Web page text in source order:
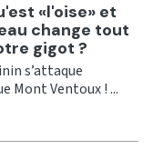
«l'oise» et
change tout
gigot ?
s’attaque
Mont Ventoux ! ...